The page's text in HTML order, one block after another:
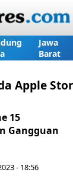
Jawa
Barat
Apple
15
Gangguan
- 18:56